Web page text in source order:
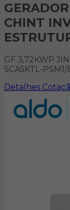
CHINT
GF 3,72KWP
SCA5KTL-
Detalhes